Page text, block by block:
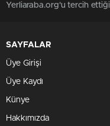
Yerliaraba.org'u tercih
SAYFALAR
Üye Girişi
Üye Kaydı
Künye
Hakkımızda